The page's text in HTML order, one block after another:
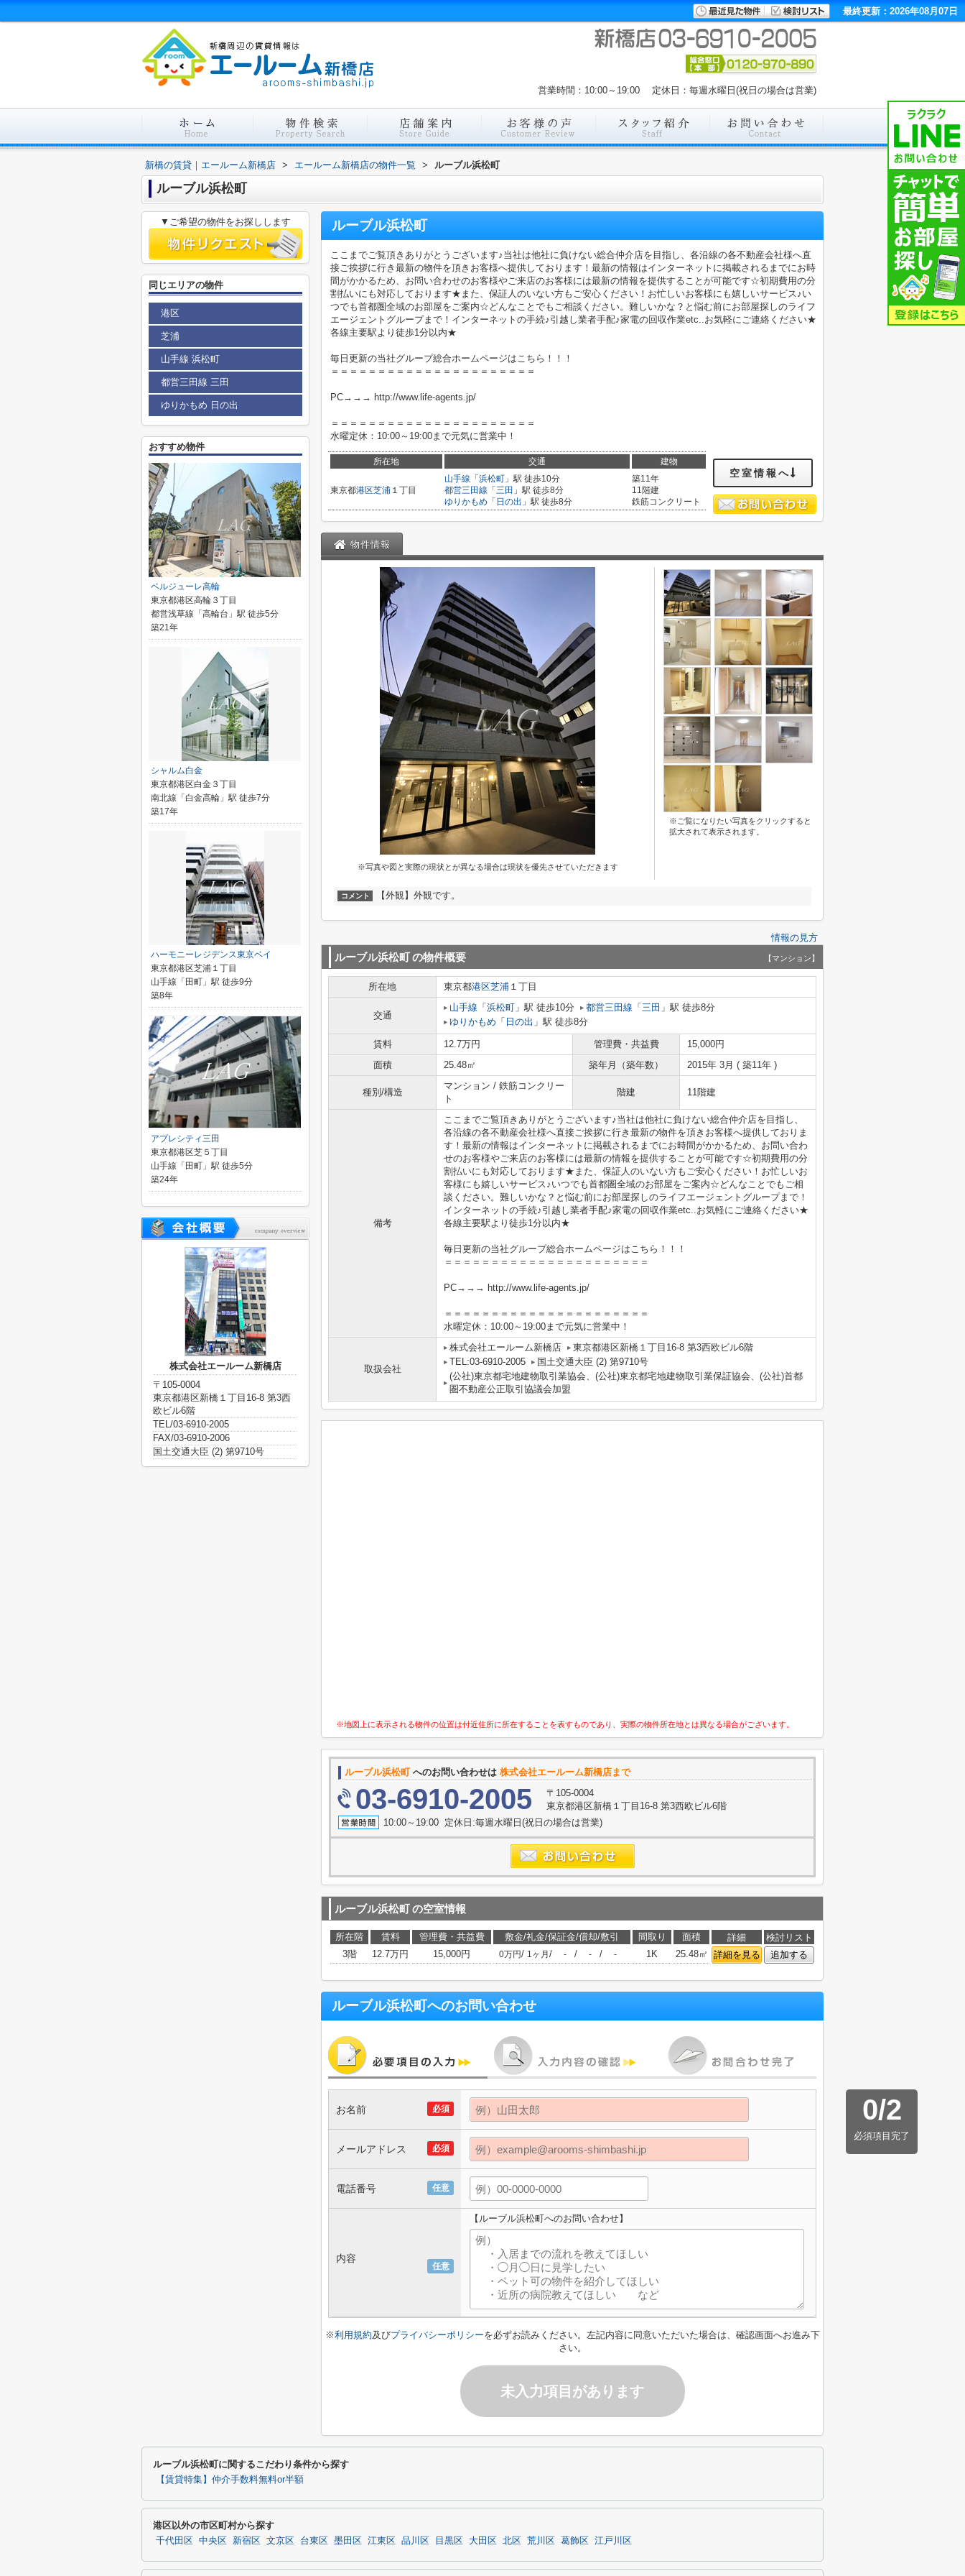
最終更新：2026年08月07日
営業時間：10:00～19:00 定休日：毎週水曜日(祝日の場合は営業)
新橋の賃貸｜エールーム新橋店 > エールーム新橋店の物件一覧 > ルーブル浜松町
ルーブル浜松町
ルーブル浜松町
ここまでご覧頂きありがとうございます♪当社は他社に負けない総合仲介店を目指し、各沿線の各不動産会社様へ直
接ご挨拶に行き最新の物件を頂きお客様へ提供しております！最新の情報はインターネットに掲載されるまでにお時
間がかかるため、お問い合わせのお客様やご来店のお客様には最新の情報を提供することが可能です☆初期費用の分
割払いにも対応しております★また、保証人のいない方もご安心ください！お忙しいお客様にも嬉しいサービス♪い
つでも首都圏全域のお部屋をご案内☆どんなことでもご相談ください。難しいかな？と悩む前にお部屋探しのライフ
エージェントグループまで！インターネットの手続♪引越し業者手配♪家電の回収作業etc..お気軽にご連絡ください★
各線主要駅より徒歩1分以内★
毎日更新の当社グループ総合ホームページはこちら！！！
＝＝＝＝＝＝＝＝＝＝＝＝＝＝＝＝＝＝＝＝＝＝
PC→→→ http://www.life-agents.jp/
＝＝＝＝＝＝＝＝＝＝＝＝＝＝＝＝＝＝＝＝＝＝
水曜定休：10:00～19:00まで元気に営業中！
所在地 交通 建物
東京都港区芝浦 １丁目
山手線 「 浜松町 」駅 徒歩10分
都営三田線 「 三田 」駅 徒歩8分
ゆりかもめ 「 日の出 」駅 徒歩8分
築11年
11階建
鉄筋コンクリート
空室情報へ
物件情報
※写真や図と実際の現状とが異なる場合は現状を優先させていただきます
※ご覧になりたい写真をクリックすると
拡大されて表示されます。
コメント 【外観】外観です。
情報の見方
ルーブル浜松町の物件概要 【マンション】
所在地 東京都港区芝浦 １丁目
交通
山手線 「 浜松町 」駅 徒歩10分 都営三田線 「 三田 」駅 徒歩8分
ゆりかもめ 「 日の出 」駅 徒歩8分
賃料 12.7万円 管理費・共益費
15,000円
面積
25.48㎡ 築年月（築年数） 2015年 3月 ( 築11年 )
種別/構造
マンション / 鉄筋コンクリー
ト
階建 11階建
備考
ここまでご覧頂きありがとうございます♪当社は他社に負けない総合仲介店を目指し、
各沿線の各不動産会社様へ直接ご挨拶に行き最新の物件を頂きお客様へ提供しておりま
す！最新の情報はインターネットに掲載されるまでにお時間がかかるため、お問い合わ
せのお客様やご来店のお客様には最新の情報を提供することが可能です☆初期費用の分
割払いにも対応しております★また、保証人のいない方もご安心ください！お忙しいお
客様にも嬉しいサービス♪いつでも首都圏全域のお部屋をご案内☆どんなことでもご相
談ください。難しいかな？と悩む前にお部屋探しのライフエージェントグループまで！
インターネットの手続♪引越し業者手配♪家電の回収作業etc..お気軽にご連絡ください★
各線主要駅より徒歩1分以内★
毎日更新の当社グループ総合ホームページはこちら！！！
＝＝＝＝＝＝＝＝＝＝＝＝＝＝＝＝＝＝＝＝＝＝
PC→→→ http://www.life-agents.jp/
＝＝＝＝＝＝＝＝＝＝＝＝＝＝＝＝＝＝＝＝＝＝
水曜定休：10:00～19:00まで元気に営業中！
取扱会社
株式会社エールーム新橋店
東京都港区新橋１丁目16-8 第3西欧ビル6階
TEL:03-6910-2005
国土交通大臣 (2) 第9710号
(公社)東京都宅地建物取引業協会、(公社)東京都宅地建物取引業保証協会、(公社)首都
圏不動産公正取引協議会加盟
※地図上に表示される物件の位置は付近住所に所在することを表すものであり、実際の物件所在地とは異なる場合がございます。
ルーブル浜松町へのお問い合わせは 株式会社エールーム新橋店まで
03-6910-2005
〒105-0004
東京都港区新橋１丁目16-8 第3西欧ビル6階
10:00～19:00 定休日:毎週水曜日(祝日の場合は営業)
ルーブル浜松町の空室情報
所在階 賃料 管理費・共益費 敷金/礼金/保証金/償却/敷引 間取り 面積 詳細
検討リスト
3階
12.7万円 15,000円 0万円/ 1ヶ月 / - / - / - 1K 25.48㎡ 詳細を見る 追加する
ルーブル浜松町へのお問い合わせ
0/2
必須項目完了
必須
お名前
必須
メールアドレス
任意
電話番号
任意
内容
【ルーブル浜松町へのお問い合わせ】
※利用規約及びプライバシーポリシーを必ずお読みください。左記内容に同意いただいた場合は、確認画面へお進み下
さい。
未入力項目があります
▼ご希望の物件をお探しします
同じエリアの物件
港区
芝浦
山手線 浜松町
都営三田線 三田
ゆりかもめ 日の出
おすすめ物件
ベルジューレ高輪
東京都港区高輪３丁目
都営浅草線「高輪台」駅 徒歩5分
築21年
シャルム白金
東京都港区白金３丁目
南北線「白金高輪」駅 徒歩7分
築17年
ハーモニーレジデンス東京ベイ
東京都港区芝浦１丁目
山手線「田町」駅 徒歩9分
築8年
アプレシティ三田
東京都港区芝５丁目
山手線「田町」駅 徒歩5分
築24年
株式会社エールーム新橋店
〒105-0004
東京都港区新橋１丁目16-8 第3西
欧ビル6階
TEL/03-6910-2005
FAX/03-6910-2006
国土交通大臣 (2) 第9710号
ルーブル浜松町に関するこだわり条件から探す
【賃貸特集】仲介手数料無料or半額
港区以外の市区町村から探す
千代田区 中央区 新宿区 文京区 台東区 墨田区 江東区 品川区 目黒区 大田区 北区 荒川区 葛飾区 江戸川区